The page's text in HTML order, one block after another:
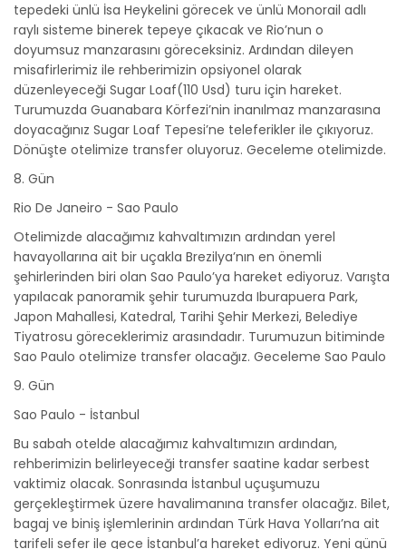
tepedeki ünlü İsa Heykelini görecek ve ünlü Monorail adlı
raylı sisteme binerek tepeye çıkacak ve Rio’nun o
doyumsuz manzarasını göreceksiniz. Ardından dileyen
misafirlerimiz ile rehberimizin opsiyonel olarak
düzenleyeceği Sugar Loaf(110 Usd) turu için hareket.
Turumuzda Guanabara Körfezi’nin inanılmaz manzarasına
doyacağınız Sugar Loaf Tepesi’ne teleferikler ile çıkıyoruz.
Dönüşte otelimize transfer oluyoruz. Geceleme otelimizde.
8. Gün
Rio De Janeiro - Sao Paulo
Otelimizde alacağımız kahvaltımızın ardından yerel
havayollarına ait bir uçakla Brezilya’nın en önemli
şehirlerinden biri olan Sao Paulo’ya hareket ediyoruz. Varışta
yapılacak panoramik şehir turumuzda Iburapuera Park,
Japon Mahallesi, Katedral, Tarihi Şehir Merkezi, Belediye
Tiyatrosu göreceklerimiz arasındadır. Turumuzun bitiminde
Sao Paulo otelimize transfer olacağız. Geceleme Sao Paulo
9. Gün
Sao Paulo - İstanbul
Bu sabah otelde alacağımız kahvaltımızın ardından,
rehberimizin belirleyeceği transfer saatine kadar serbest
vaktimiz olacak. Sonrasında İstanbul uçuşumuzu
gerçekleştirmek üzere havalimanına transfer olacağız. Bilet,
bagaj ve biniş işlemlerinin ardından Türk Hava Yolları’na ait
tarifeli sefer ile gece İstanbul’a hareket ediyoruz. Yeni günü